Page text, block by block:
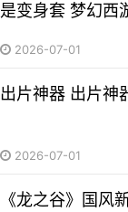
是变身套 梦幻西
2026-07-01
出片神器 出片神
2026-07-01
《龙之谷》国风